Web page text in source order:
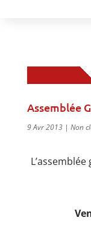
Assemblée
9 Avr 2013| Non
L’assemblée